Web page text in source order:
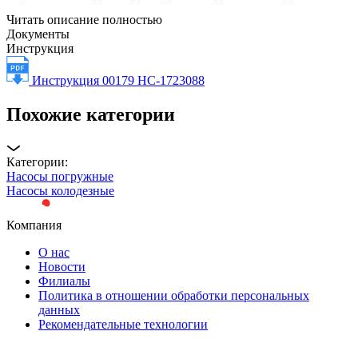
Читать описание полностью
Документы
Инструкция
Инструкция 00179 НС-1723088
Похожие категории
Категории:
Насосы погружные
Насосы колодезные
Компания
О нас
Новости
Филиалы
Политика в отношении обработки персональных
данных
Рекомендательные технологии